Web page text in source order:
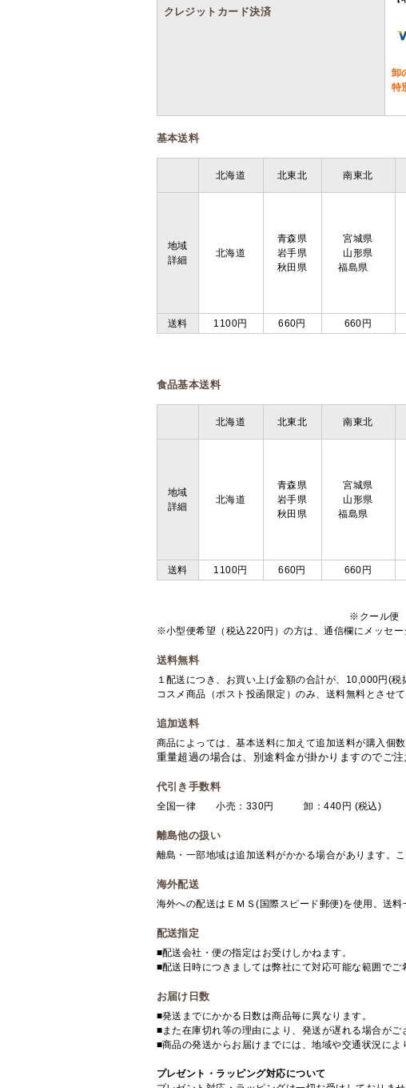
クレジットカード決済
卸
特
基本送料
北海道 北東北 南東北
地域
詳細
北海道
青森県
岩手県
秋田県
宮城県
山形県
福島県
送料 1100円 660円 660円
食品基本送料
北海道 北東北 南東北
地域
詳細
北海道
青森県
岩手県
秋田県
宮城県
山形県
福島県
送料 1100円 660円 660円
※クール便
※小型便希望（税込220円）の方は、通信欄にメッセ
送料無料
１配送につき、お買い上げ金額の合計が、10,000円(
コスメ商品（ポスト投函限定）のみ、送料無料とさせ
追加送料
商品によっては、基本送料に加えて追加送料が購入個
重量超過の場合は、別途料金が掛かりますのでご注
代引き手数料
全国一律 小売：330円 卸：440円 (税込)
離島他の扱い
離島・一部地域は追加送料がかかる場合があります。
海外配送
海外への配送はＥＭＳ(国際スピード郵便)を使用。送
配送指定
■配送会社・便の指定はお受けしかねます。
■配送日時につきましては弊社にて対応可能な範囲で
お届け日数
■発送までにかかる日数は商品毎に異なります。
■また在庫切れ等の理由により、発送が遅れる場合がご
■商品の発送からお届けまでには、地域や交通状況によ
プレゼント・ラッピング対応について